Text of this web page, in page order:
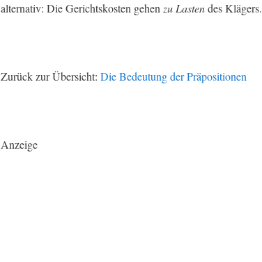
alternativ: Die Gerichtskosten gehenzu Lastendes Klägers.
Zurück zur Übersicht: Die Bedeutung der Präpositionen
Anzeige